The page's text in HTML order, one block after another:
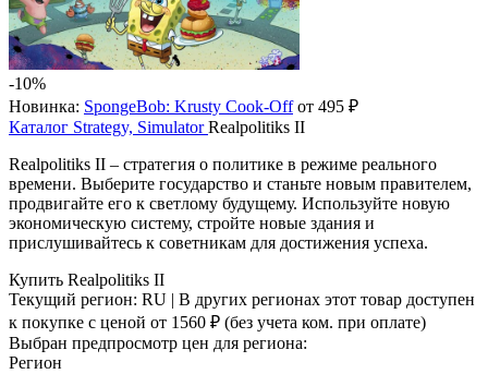
-10%
Новинка: SpongeBob: Krusty Cook-Offот 495 ₽
Каталог Strategy, Simulator Realpolitiks II
Realpolitiks II – стратегия о политике в режиме реального
времени. Выберите государство и станьте новым правителем,
продвигайте его к светлому будущему. Используйте новую
экономическую систему, стройте новые здания и
прислушивайтесь к советникам для достижения успеха.
Купить Realpolitiks II
Текущий регион: RU | В других регионах этот товар доступен
к покупке с ценой от 1560 ₽ (без учета ком. при оплате)
Выбран предпросмотр цен для региона:
Регион